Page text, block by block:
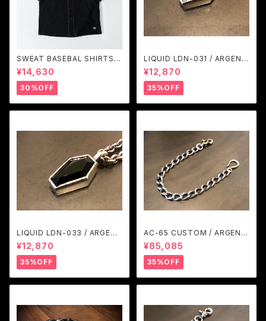
SWEAT BASEBAL SHIRTS
(BLACK) / GAVIAL
¥14,630
30%OFF
LIQUID LDN-031 / ARGENT
GLEAM
¥12,870
35%OFF
LIQUID LDN-033 / ARGENT
GLEAM
¥12,870
35%OFF
AC-65 CUSTOM / ARGENT
GLEAM
¥85,085
35%OFF